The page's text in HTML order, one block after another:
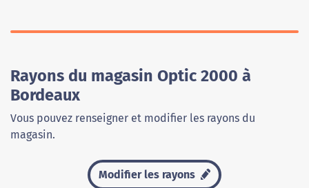
Rayons du magasin Optic 2000 à
Bordeaux
Vous pouvez renseigner et modifier les rayons du
magasin.
Modifier les rayons